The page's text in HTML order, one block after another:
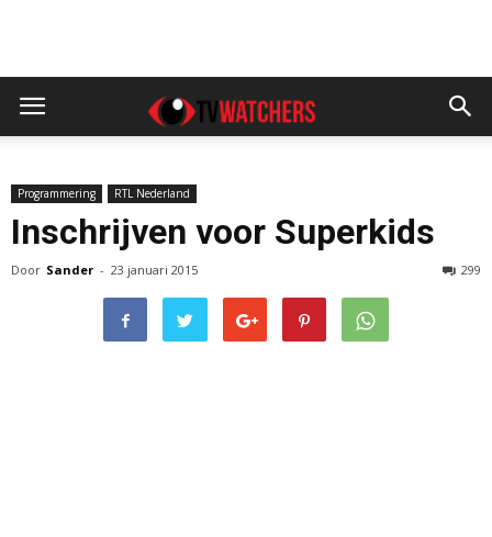
Programmering RTL Nederland
Inschrijven voor Superkids
Door Sander - 23 januari 2015 299